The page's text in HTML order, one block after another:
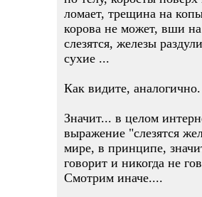
ломает, трещина на
корова не может, вши на
слезятся, железы
сухие ...
Как видите, аналогично.
Значит... в целом
выражение "слезятся
мире, в принципе,
говорит и никогда не
Смотрим иначе....